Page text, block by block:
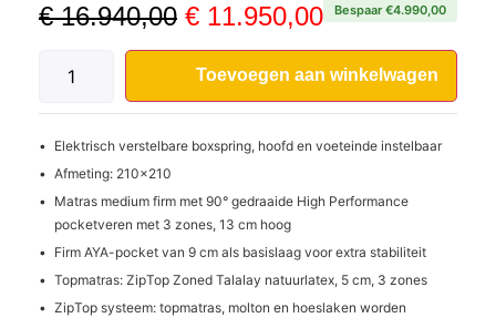
€16.940,00 € 11.950,00 Bespaar €4.990,00
Toevoegen aan winkelwagen
Elektrisch verstelbare boxspring, hoofd en voeteinde instelbaar
Afmeting: 210x210
Matras medium firm met 90° gedraaide High Performance
pocketveren met 3 zones, 13 cm hoog
Firm AYA-pocket van 9 cm als basislaag voor extra stabiliteit
Topmatras: ZipTop Zoned Talalay natuurlatex, 5 cm, 3 zones
ZipTop systeem: topmatras, molton en hoeslaken worden